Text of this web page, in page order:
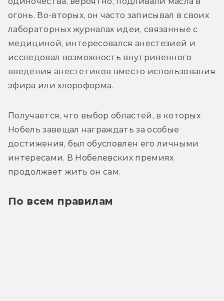
огонь. Во-вторых, он часто записывал в своих
лабораторных журналах идеи, связанные с
медициной, интересовался анестезией и
исследовал возможность внутривенного
введения анестетиков вместо использования
эфира или хлороформа.
Получается, что выбор областей, в которых
Нобель завещал награждать за особые
достижения, был обусловлен его личными
интересами. В Нобелевских премиях
продолжает жить он сам.
По всем правилам